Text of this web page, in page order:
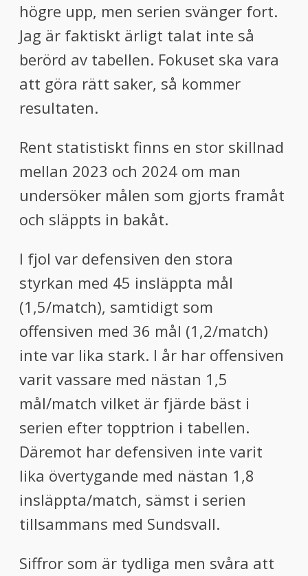
högre upp, men serien svänger fort.
Jag är faktiskt ärligt talat inte så
berörd av tabellen. Fokuset ska vara
att göra rätt saker, så kommer
resultaten.
Rent statistiskt finns en stor skillnad
mellan 2023 och 2024 om man
undersöker målen som gjorts framåt
och släppts in bakåt.
I fjol var defensiven den stora
styrkan med 45 insläppta mål
(1,5/match), samtidigt som
offensiven med 36 mål (1,2/match)
inte var lika stark. I år har offensiven
varit vassare med nästan 1,5
mål/match vilket är fjärde bäst i
serien efter topptrion i tabellen.
Däremot har defensiven inte varit
lika övertygande med nästan 1,8
insläppta/match, sämst i serien
tillsammans med Sundsvall.
Siffror som är tydliga men svåra att